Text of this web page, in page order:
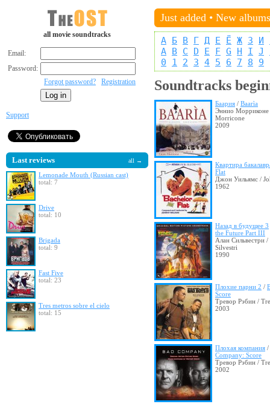
all movie soundtracks
Email:
Password:
Forgot password?
Registration
Support
Last reviews all →
Lemonade Mouth (Russian cast)
total: 7
Drive
total: 10
Brigada
total: 9
Fast Five
total: 23
Tres metros sobre el cielo
total: 15
Just added • New albums
А Б В Г Д Е Ё Ж З И
A B C D E F G H I J
0
1 2 3 4 5 6 7 8 9
Soundtracks
Баария / Baarìa
Эннио
Morricone
2009
Квартира
Flat
Джон Уильямс /
1962
Назад в будущее 3
the Future Part III
Алан Сильвестри
Silvestri
1990
Плохие парни 2 /
Score
Тревор Рэбин /
2003
Плохая компания /
Company: Score
Тревор Рэбин /
2002